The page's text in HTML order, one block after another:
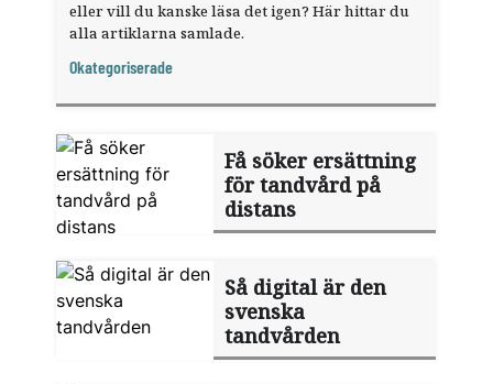
eller vill du kanske läsa det igen? Här hittar du
alla artiklarna samlade.
Okategoriserade
Få söker ersättning
för tandvård på
distans
Så digital är den
svenska
tandvården